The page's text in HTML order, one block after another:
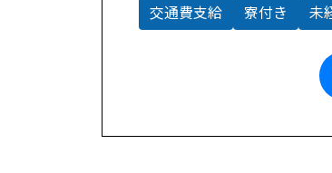
交通費支給 寮付き 未